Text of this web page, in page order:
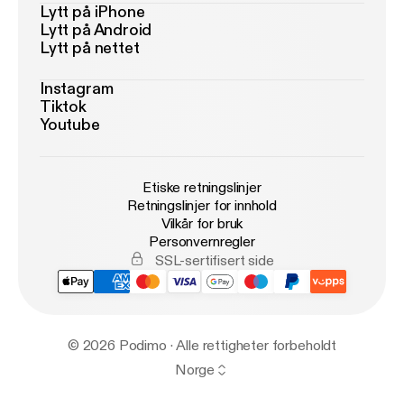
Lytt på iPhone
Lytt på Android
Lytt på nettet
Instagram
Tiktok
Youtube
Etiske retningslinjer
Retningslinjer for innhold
Vilkår for bruk
Personvernregler
SSL-sertifisert side
© 2026 Podimo · Alle rettigheter forbeholdt
Norge